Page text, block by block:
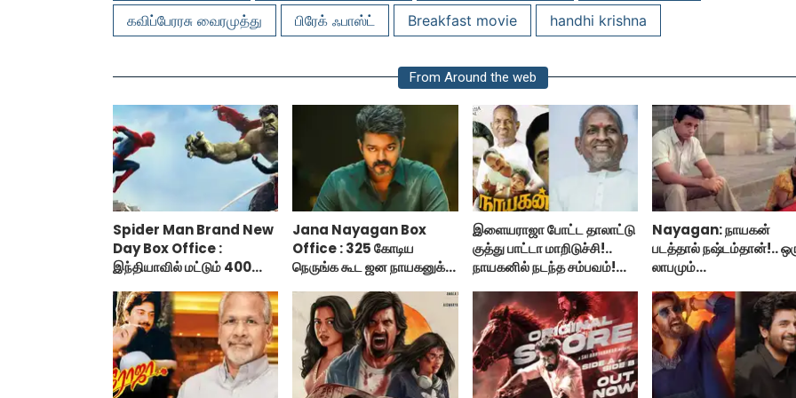
கவிப்பேரரசு வைரமுத்து பிரேக் ஃபாஸ்ட் Breakfast movie handhi krishna
From Around the web
Spider Man Brand New
Day Box Office :
இந்தியாவில் மட்டும் 400
மேன் பிராண்ட் நியூ டே?
Jana Nayagan Box
Office : 325 கோடிய
நெருங்க கூட ஜன நாயகனுக்கு
இளையராஜா போட்ட தாலாட்டு
குத்து பாட்டா மாறிடுச்சி!..
நாயகனில் நடந்த சம்பவம்!...
Nayagan: நாயகன்
படத்தால் நஷ்டம்தான்!..
லாபமும்
பேட்டி..